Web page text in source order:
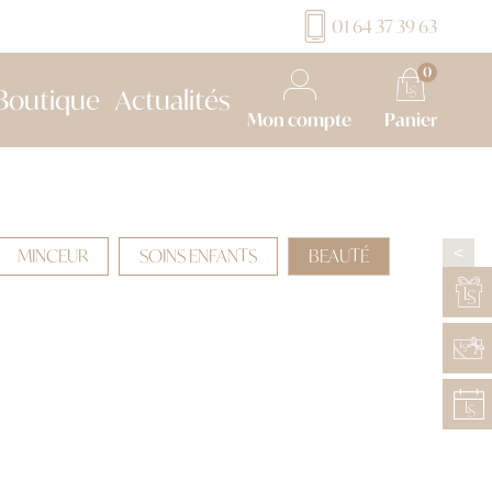
01 64 37 39 63
Actualités
Mon compte
0
Panier
>
MINCEUR SOINS ENFANTS
BEAUTÉ